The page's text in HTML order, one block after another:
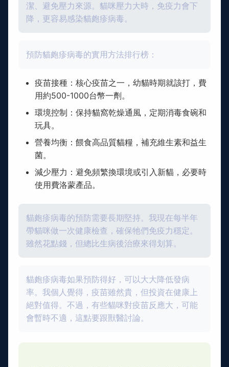
潔、避免壓力來源。貓咪壓力大時，免疫力會下
降，更容易感染貓皰疹病毒。
預防貓皰疹病毒的實用方法排行榜：
疫苗接種：核心疫苗之一，幼貓時期就該打，費
用約500-1000台幣一劑。
環境控制：保持貓窩乾燥通風，定期消毒食碗和
玩具。
營養均衡：餵食高品質貓糧，補充維生素和益生
菌。
減少壓力：避免頻繁換環境或引入新貓，必要時
使用費洛蒙產品。
貓皰疹病毒的預防需要長期堅持。我現在每半年
帶貓咪做一次健康檢查，確保牠們免疫力穩定。
雖然花點錢，但總比生病後治療來得划算。
貓皰疹病毒如果預防得好，可以大大降低發病
率。我個人覺得，疫苗雖然貴，但投資在健康上
絕對值得。不過，有些貓咪對疫苗反應大，可能
會暫時不適，這點要跟獸醫討論。